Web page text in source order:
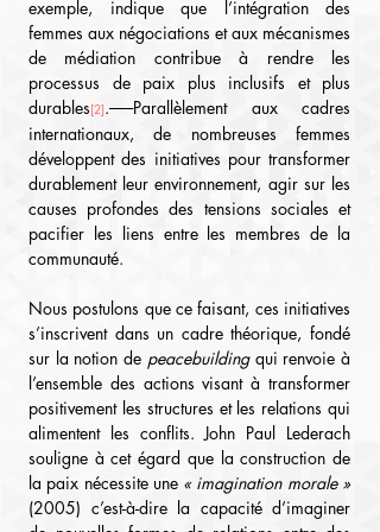
exemple, indique que l’intégration des
femmes aux négociations et aux mécanismes
de médiation contribue à rendre les
processus de paix plus inclusifs et plus
durables[2].
Parallèlement aux cadres
internationaux, de nombreuses femmes
développent des initiatives pour transformer
durablement leur environnement, agir sur les
causes profondes des tensions sociales et
pacifier les liens entre les membres de la
communauté.
Nous postulons que ce faisant, ces initiatives
s’inscrivent dans un cadre théorique, fondé
sur la notion de peacebuilding qui renvoie à
l’ensemble des actions visant à transformer
positivement les structures et les relations qui
alimentent les conflits. John Paul Lederach
souligne à cet égard que la construction de
la paix nécessite une « imagination morale »
(2005) c’est-à-dire la capacité d’imaginer